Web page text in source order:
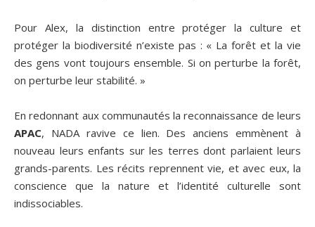
Pour Alex, la distinction entre protéger la culture et
protéger la biodiversité n’existe pas : « La forêt et la vie
des gens vont toujours ensemble. Si on perturbe la forêt,
on perturbe leur stabilité. »
En redonnant aux communautés la reconnaissance de leurs
APAC, NADA ravive ce lien. Des anciens emmènent à
nouveau leurs enfants sur les terres dont parlaient leurs
grands-parents. Les récits reprennent vie, et avec eux, la
conscience que la nature et l’identité culturelle sont
indissociables.